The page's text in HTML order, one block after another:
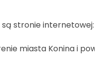
stronie internetowej:
miasta Konina i